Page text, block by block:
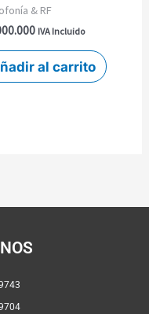
& RF
IVA Incluido
al carrito